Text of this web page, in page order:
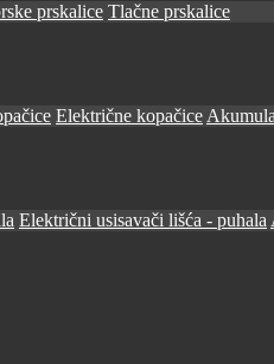
prskalice Tlačne prskalice
Električne kopačice
Električni usisavači lišća - puhala